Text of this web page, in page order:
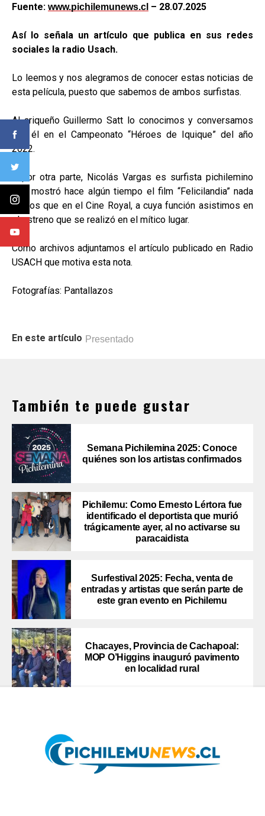
Fuente: www.pichilemunews.cl – 28.07.2025
Así lo señala un artículo que publica en sus redes
sociales la radio Usach.
Lo leemos y nos alegramos de conocer estas noticias de
esta película, puesto que sabemos de ambos surfistas.
Al ariqueño Guillermo Satt lo conocimos y conversamos
con él en el Campeonato “Héroes de Iquique” del año
2022.
Y, por otra parte, Nicolás Vargas es surfista pichilemino
que mostró hace algún tiempo el film “Felicilandia” nada
menos que en el Cine Royal, a cuya función asistimos en
el estreno que se realizó en el mítico lugar.
Como archivos adjuntamos el artículo publicado en Radio
USACH que motiva esta nota.
Fotografías: Pantallazos
En este artículo Presentado
También te puede gustar
Semana Pichilemina 2025: Conoce
quiénes son los artistas confirmados
Pichilemu: Como Ernesto Lértora fue
identificado el deportista que murió
trágicamente ayer, al no activarse su
paracaidista
Surfestival 2025: Fecha, venta de
entradas y artistas que serán parte de
este gran evento en Pichilemu
Chacayes, Provincia de Cachapoal:
MOP O’Higgins inauguró pavimento
en localidad rural